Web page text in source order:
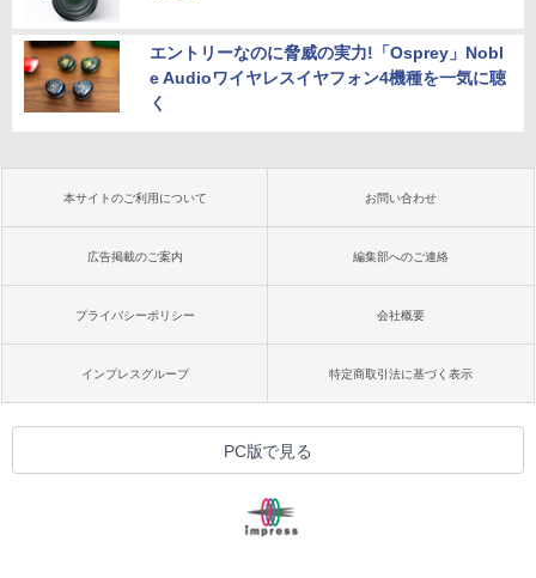
エントリーなのに脅威の実力!「Osprey」Nobl
e Audioワイヤレスイヤフォン4機種を一気に聴
く
本サイトのご利用について お問い合わせ
広告掲載のご案内 編集部へのご連絡
プライバシーポリシー 会社概要
インプレスグループ 特定商取引法に基づく表示
PC版で見る